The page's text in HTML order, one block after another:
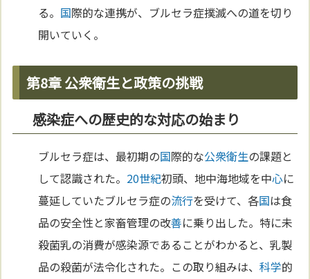
る。 国際的な連携が、ブルセラ症撲滅への道を切り
開いていく。
第8章 公衆衛生と政策の挑戦
感染症への歴史的な対応の始まり
ブルセラ症は、最初期の国際的な公衆衛生の課題と
して認識された。 20世紀初頭、地中海地域を中心に
蔓延していたブルセラ症の流行を受けて、各国は食
品の安全性と家畜管理の改善に乗り出した。特に未
殺菌乳の消費が感染源であることがわかると、乳製
品の殺菌が法令化された。この取り組みは、科学的